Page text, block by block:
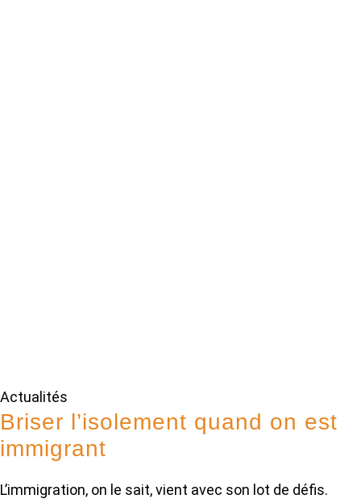
Actualités
Briser l’isolement quand on est
immigrant
L’immigration, on le sait, vient avec son lot de défis.